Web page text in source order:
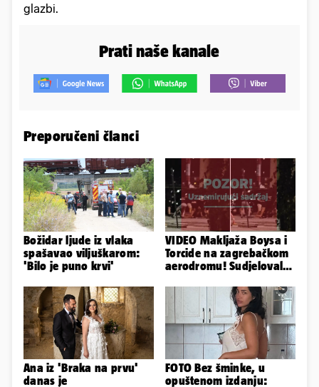
glazbi.
Prati naše kanale
Preporučeni članci
Božidar ljude iz vlaka
spašavao viljuškarom:
'Bilo je puno krvi'
VIDEO Makljaža Boysa i
Torcide na zagrebačkom
aerodromu! Sudjelovalo
Ana iz 'Braka na prvu'
danas je
FOTO Bez šminke, u
opuštenom izdanju: